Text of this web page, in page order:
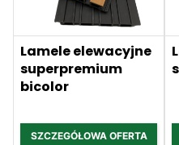
Lamele elewacyjne
superpremium
bicolor
SZCZEGÓŁOWA OFERTA